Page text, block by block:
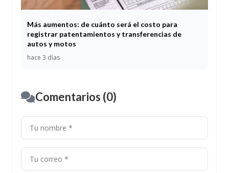
Más aumentos: de cuánto será el costo para
registrar patentamientos y transferencias de
autos y motos
hace 3 días
Comentarios (0)